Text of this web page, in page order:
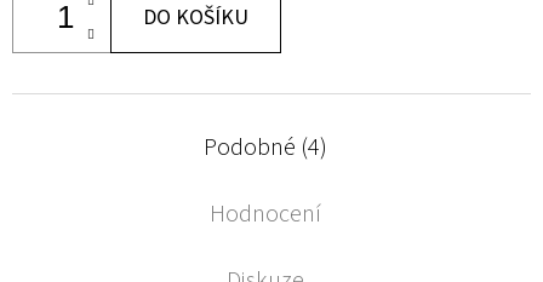
DO KOŠÍKU
Podobné (4)
Hodnocení